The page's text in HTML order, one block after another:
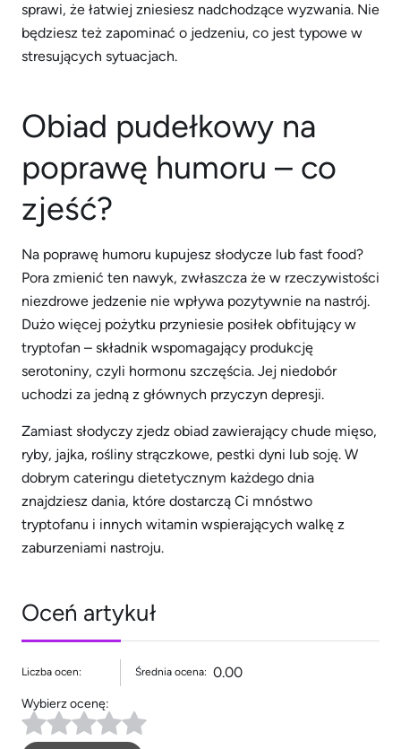
sprawi, że łatwiej zniesiesz nadchodzące wyzwania. Nie
będziesz też zapominać o jedzeniu, co jest typowe w
stresujących sytuacjach.
Obiad pudełkowy na
poprawę humoru – co
zjeść?
Na poprawę humoru kupujesz słodycze lub fast food?
Pora zmienić ten nawyk, zwłaszcza że w rzeczywistości
niezdrowe jedzenie nie wpływa pozytywnie na nastrój.
Dużo więcej pożytku przyniesie posiłek obfitujący w
tryptofan – składnik wspomagający produkcję
serotoniny, czyli hormonu szczęścia. Jej niedobór
uchodzi za jedną z głównych przyczyn depresji.
Zamiast słodyczy zjedz obiad zawierający chude mięso,
ryby, jajka, rośliny strączkowe, pestki dyni lub soję. W
dobrym cateringu dietetycznym każdego dnia
znajdziesz dania, które dostarczą Ci mnóstwo
tryptofanu i innych witamin wspierających walkę z
zaburzeniami nastroju.
Oceń artykuł
Liczba ocen: Średnia ocena: 0.00
Wybierz ocenę: